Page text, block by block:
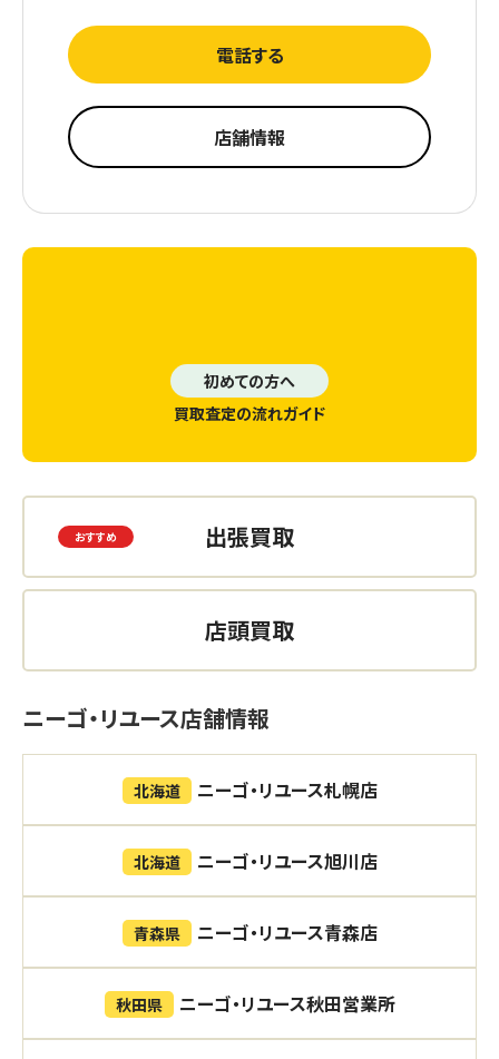
電話する
店舗情報
初めての方へ
買取査定の流れガイド
出張買取
店頭買取
ニーゴ・リユース店舗情報
北海道 ニーゴ・リユース札幌店
北海道 ニーゴ・リユース旭川店
青森県 ニーゴ・リユース青森店
秋田県 ニーゴ・リユース秋田営業所